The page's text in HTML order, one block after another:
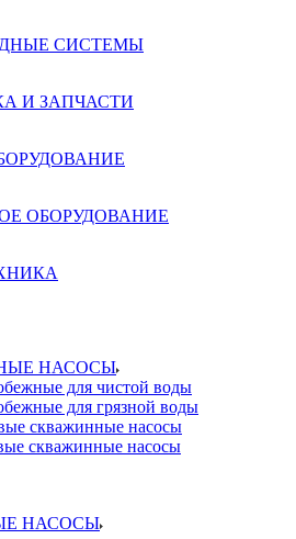
СИСТЕМЫ
И ЗАПЧАСТИ
ОБОРУДОВАНИЕ
НАСОСЫ
для чистой воды
для грязной воды
скважинные насосы
скважинные насосы
НАСОСЫ